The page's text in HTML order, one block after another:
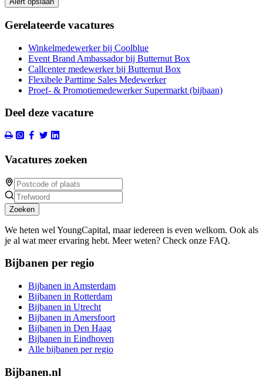
Gerelateerde vacatures
Winkelmedewerker bij Coolblue
Event Brand Ambassador bij Butternut Box
Callcenter medewerker bij Butternut Box
Flexibele Parttime Sales Medewerker
Proef- & Promotiemedewerker Supermarkt (bijbaan)
Deel deze vacature
Vacatures zoeken
Zoeken
We heten wel YoungCapital, maar iedereen is even welkom. Ook als
je al wat meer ervaring hebt. Meer weten? Check onze FAQ.
Bijbanen per regio
Bijbanen in Amsterdam
Bijbanen in Rotterdam
Bijbanen in Utrecht
Bijbanen in Amersfoort
Bijbanen in Den Haag
Bijbanen in Eindhoven
Alle bijbanen per regio
Bijbanen.nl